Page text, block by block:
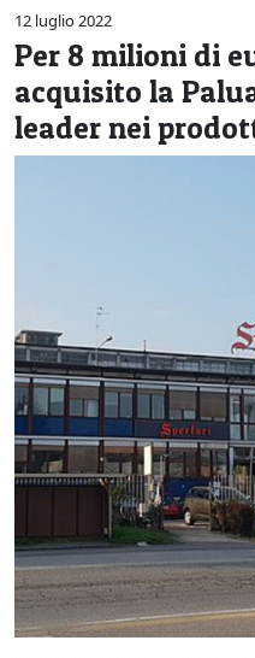
CULTURA
LA STORIA
SPETTACOLI
L'EDITORIALE
12 luglio 2022
Per 8 milioni di
acquisito la
leader nei